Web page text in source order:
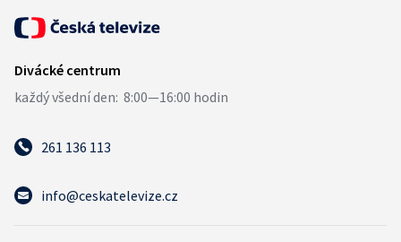
261 136 113
info@ceskatelevize.cz